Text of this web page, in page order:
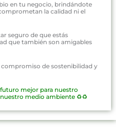
en tu negocio, brindándote
la calidad ni el
seguro de que estás
que también son amigables
de sostenibilidad y
mejor para nuestro
medio ambiente ♻️♻️